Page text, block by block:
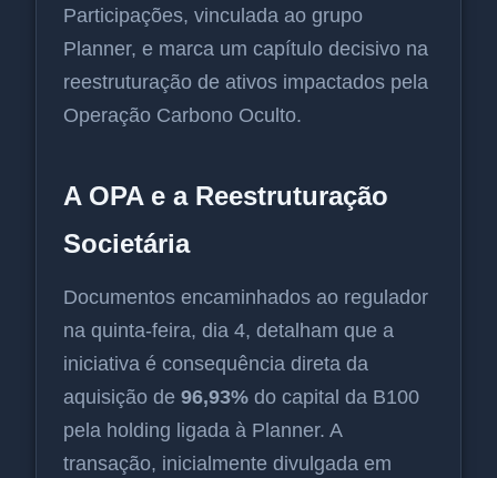
Participações, vinculada ao grupo
Planner, e marca um capítulo decisivo na
reestruturação de ativos impactados pela
Operação Carbono Oculto.
A OPA e a Reestruturação
Societária
Documentos encaminhados ao regulador
na quinta-feira, dia 4, detalham que a
iniciativa é consequência direta da
aquisição de 96,93% do capital da B100
pela holding ligada à Planner. A
transação, inicialmente divulgada em